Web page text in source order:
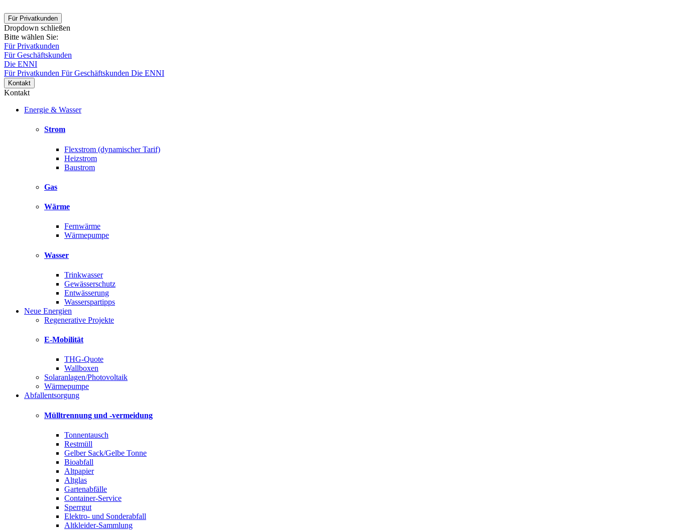
Für Privatkunden
Dropdown schließen
Bitte wählen Sie:
Für Privatkunden
Für Geschäftskunden
Die ENNI
Für Privatkunden Für Geschäftskunden Die ENNI
Kontakt
Kontakt
Energie & Wasser
Strom
Flexstrom (dynamischer Tarif)
Heizstrom
Baustrom
Gas
Wärme
Fernwärme
Wärmepumpe
Wasser
Trinkwasser
Gewässerschutz
Entwässerung
Wasserspartipps
Neue Energien
Regenerative Projekte
E-Mobilität
THG-Quote
Wallboxen
Solaranlagen/Photovoltaik
Wärmepumpe
Abfallentsorgung
Mülltrennung und -vermeidung
Tonnentausch
Restmüll
Gelber Sack/Gelbe Tonne
Bioabfall
Altpapier
Altglas
Gartenabfälle
Container-Service
Sperrgut
Elektro- und Sonderabfall
Altkleider-Sammlung